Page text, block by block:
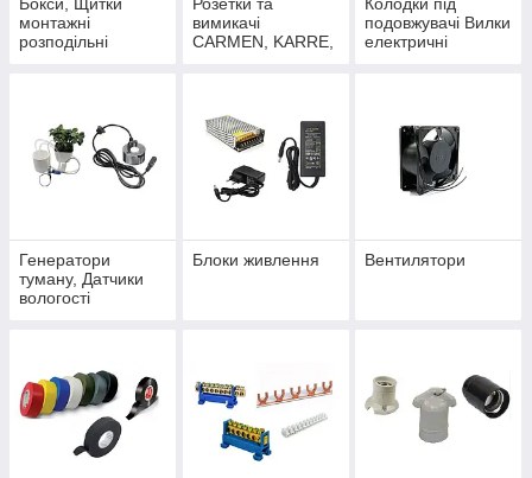
Бокси, Щитки
монтажні
розподільні
Розетки та
вимикачі
CARMEN, KARRE,
Колодки під
подовжувачі Вилки
електричні
Генератори
туману, Датчики
вологості
Блоки живлення Вентилятори